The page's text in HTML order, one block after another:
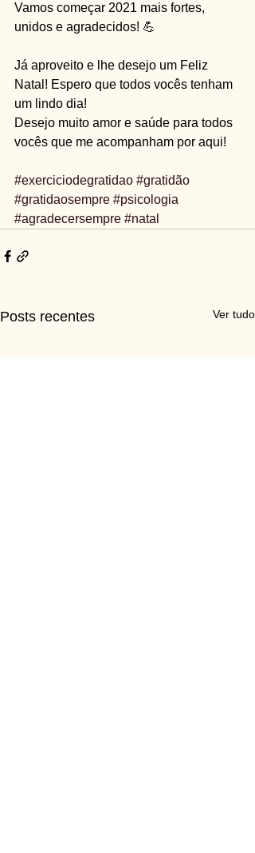
Vamos começar 2021 mais fortes,
unidos e agradecidos! 💪
Já aproveito e lhe desejo um Feliz
Natal! Espero que todos vocês tenham
um lindo dia!
Desejo muito amor e saúde para todos
vocês que me acompanham por aqui!
#exerciciodegratidao #gratidão
#gratidaosempre #psicologia
#agradecersempre #natal
Posts recentes Ver tudo